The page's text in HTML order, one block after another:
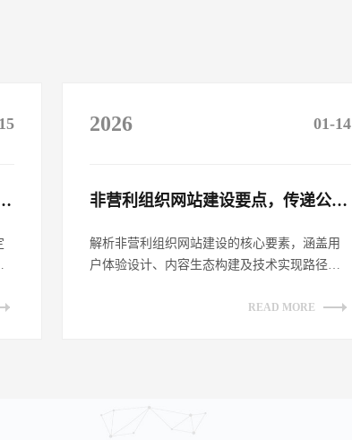
设，及时沟通客户​
2026 01-14
非营利组织网站建设要点，传递公益理念​
解析非营利组织网站建设的核心要素，涵盖用
户体验设计、内容生态构建及技术实现路径。
READ MORE